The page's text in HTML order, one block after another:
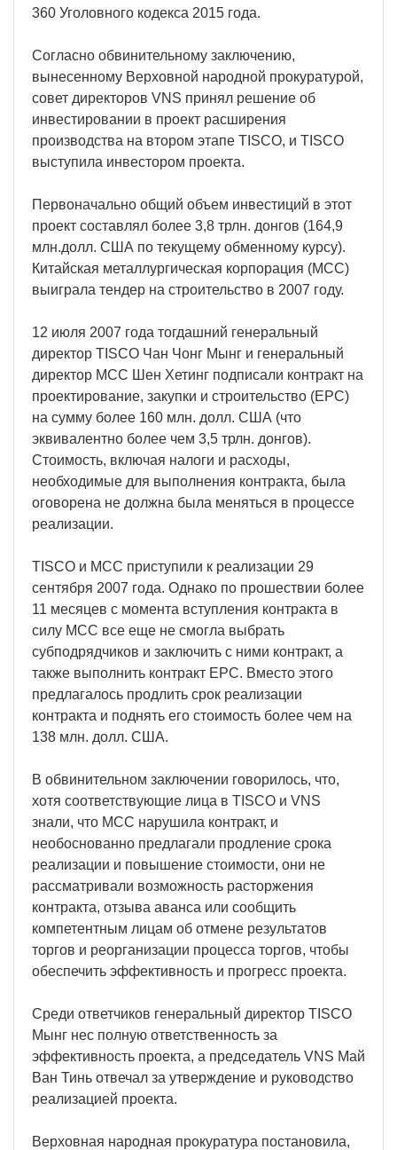
360 Уголовного кодекса 2015 года.
Согласно обвинительному заключению,
вынесенному Верховной народной прокуратурой,
совет директоров VNS принял решение об
инвестировании в проект расширения
производства на втором этапе TISCO, и TISCO
выступила инвестором проекта.
Первоначально общий объем инвестиций в этот
проект составлял более 3,8 трлн. донгов (164,9
млн.долл. США по текущему обменному курсу).
Китайская металлургическая корпорация (MCC)
выиграла тендер на строительство в 2007 году.
12 июля 2007 года тогдашний генеральный
директор TISCO Чан Чонг Мынг и генеральный
директор MCC Шен Хетинг подписали контракт на
проектирование, закупки и строительство (EPC)
на сумму более 160 млн. долл. США (что
эквивалентно более чем 3,5 трлн. донгов).
Стоимость, включая налоги и расходы,
необходимые для выполнения контракта, была
оговорена не должна была меняться в процессе
реализации.
TISCO и MCC приступили к реализации 29
сентября 2007 года. Однако по прошествии более
11 месяцев с момента вступления контракта в
силу MCC все еще не смогла выбрать
субподрядчиков и заключить с ними контракт, а
также выполнить контракт EPC. Вместо этого
предлагалось продлить срок реализации
контракта и поднять его стоимость более чем на
138 млн. долл. США.
В обвинительном заключении говорилось, что,
хотя соответствующие лица в TISCO и VNS
знали, что MCC нарушила контракт, и
необоснованно предлагали продление срока
реализации и повышение стоимости, они не
рассматривали возможность расторжения
контракта, отзыва аванса или сообщить
компетентным лицам об отмене результатов
торгов и реорганизации процесса торгов, чтобы
обеспечить эффективность и прогресс проекта.
Среди ответчиков генеральный директор TISCO
Мынг нес полную ответственность за
эффективность проекта, а председатель VNS Май
Ван Тинь отвечал за утверждение и руководство
реализацией проекта.
Верховная народная прокуратура постановила,